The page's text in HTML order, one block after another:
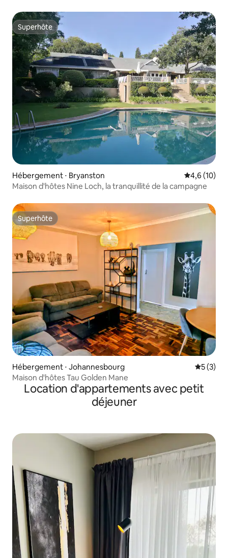
Superhôte
Superhôte
Hébergement ⋅ Bryanston Évaluation
4,6 (10)
Maison d'hôtes Nine Loch, la tranquillité de la campagne
Superhôte
Superhôte
Hébergement ⋅ Johannesbourg
5 (3)
Maison d'hôtes Tau Golden Mane
Location d'appartements avec petit
déjeuner